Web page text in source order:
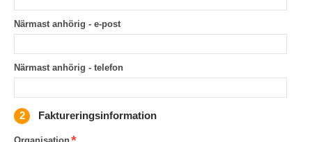
Närmast anhörig - e-post
Närmast anhörig - telefon
Faktureringsinformation